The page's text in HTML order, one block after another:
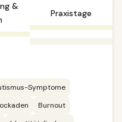
&
Praxistage
Symptome
Burnout